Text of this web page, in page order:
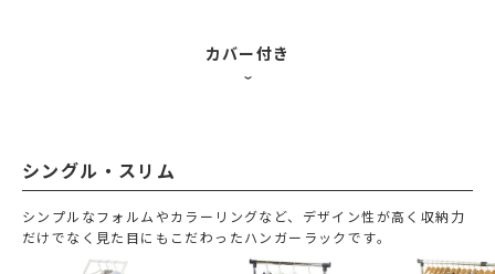
カバー付き
シングル・スリム
シンプルなフォルムやカラーリングなど、デザイン性が高く収納力
だけでなく見た目にもこだわったハンガーラックです。